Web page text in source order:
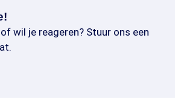
wil je reageren? Stuur ons een